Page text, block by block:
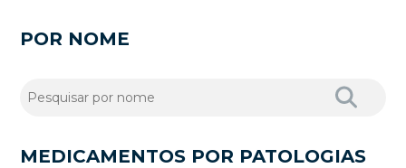
POR NOME
MEDICAMENTOS POR PATOLOGIAS